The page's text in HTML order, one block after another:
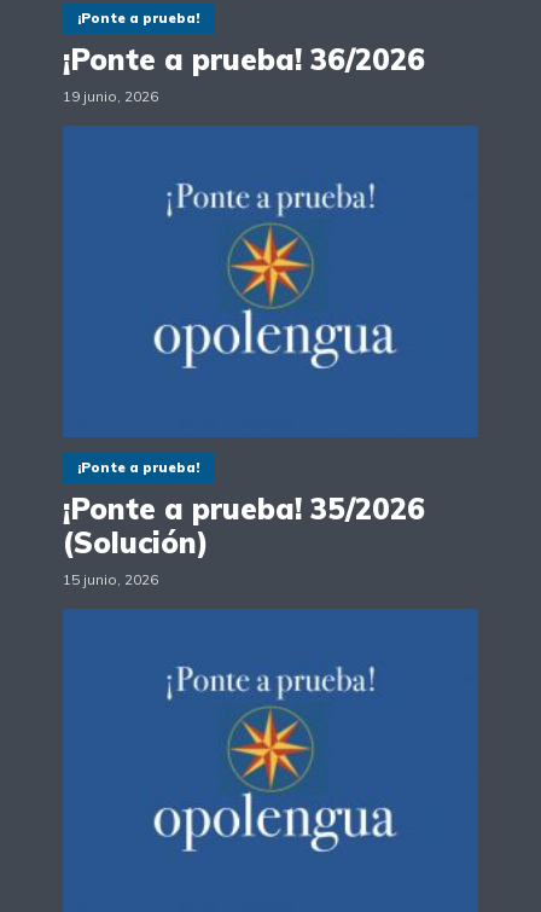
¡Ponte a prueba!
¡Ponte a prueba! 36/2026
19 junio, 2026
¡Ponte a prueba!
¡Ponte a prueba! 35/2026
(Solución)
15 junio, 2026